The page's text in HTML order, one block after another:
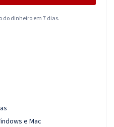
do dinheiro em 7 dias.
e Mac